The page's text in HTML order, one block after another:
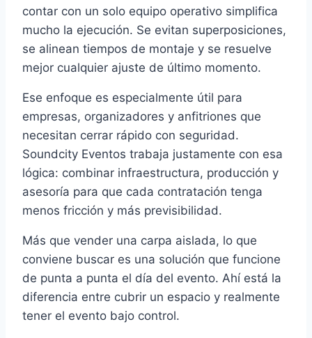
contar con un solo equipo operativo simplifica
mucho la ejecución. Se evitan superposiciones,
se alinean tiempos de montaje y se resuelve
mejor cualquier ajuste de último momento.
Ese enfoque es especialmente útil para
empresas, organizadores y anfitriones que
necesitan cerrar rápido con seguridad.
Soundcity Eventos trabaja justamente con esa
lógica: combinar infraestructura, producción y
asesoría para que cada contratación tenga
menos fricción y más previsibilidad.
Más que vender una carpa aislada, lo que
conviene buscar es una solución que funcione
de punta a punta el día del evento. Ahí está la
diferencia entre cubrir un espacio y realmente
tener el evento bajo control.